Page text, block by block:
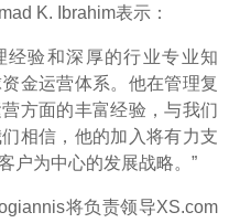
K. Ibrahim表示：
经验和深厚的行业专业知
金运营体系。他在管理复
方面的丰富经验，与我们
相信，他的加入将有力支
户为中心的发展战略。”
将负责领导XS.com